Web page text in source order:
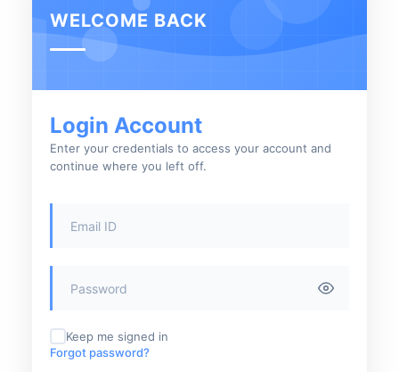
WELCOME BACK
Login Account
Enter your credentials to access your account and
continue where you left off.
Keep me signed in
Forgot password?